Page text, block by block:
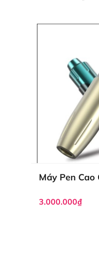
Máy Pen Cao
3.000.000₫